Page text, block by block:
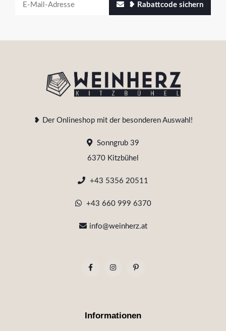
❥ Rabattcode sichern
❥ Der Onlineshop mit der besonderen Auswahl!
Sonngrub 39
6370 Kitzbühel
+43 5356 20511
+43 660 999 6370
info@weinherz.at
Informationen